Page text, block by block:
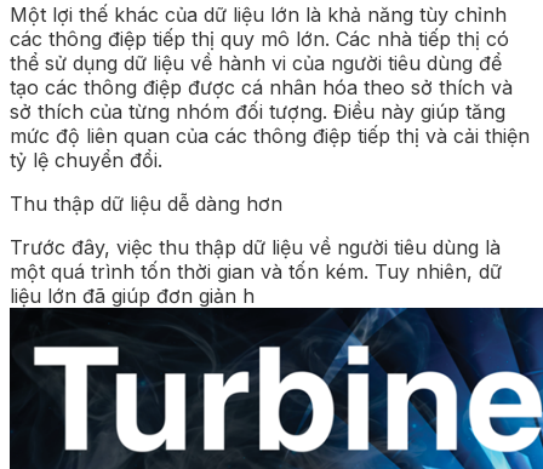
Một lợi thế khác của dữ liệu lớn là khả năng tùy chỉnh
các thông điệp tiếp thị quy mô lớn. Các nhà tiếp thị có
thể sử dụng dữ liệu về hành vi của người tiêu dùng để
tạo các thông điệp được cá nhân hóa theo sở thích và
sở thích của từng nhóm đối tượng. Điều này giúp tăng
mức độ liên quan của các thông điệp tiếp thị và cải thiện
tỷ lệ chuyển đổi.
Thu thập dữ liệu dễ dàng hơn
Trước đây, việc thu thập dữ liệu về người tiêu dùng là
một quá trình tốn thời gian và tốn kém. Tuy nhiên, dữ
liệu lớn đã giúp đơn giản h